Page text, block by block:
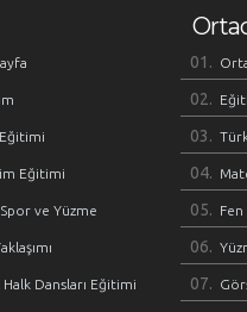
Eğitimi
ve Yüzme
Dansları Eğitimi